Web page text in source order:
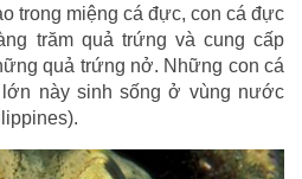
trong miệng cá đực, con cá đực
trăm quả trứng và cung cấp
quả trứng nở. Những con cá
này sinh sống ở vùng nước